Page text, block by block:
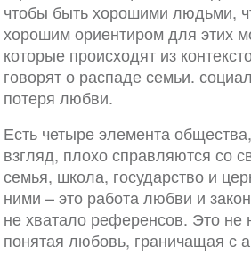
чтобы быть хорошими людьми,
хорошим ориентиром для этих
которые происходят из
говорят о распаде семьи.
потеря любви.
Есть четыре элемента
взгляд, плохо справляются со
семья, школа, государство и
ними – это работа любви и
не хватало референсов. Это не
понятая любовь, граничащая с